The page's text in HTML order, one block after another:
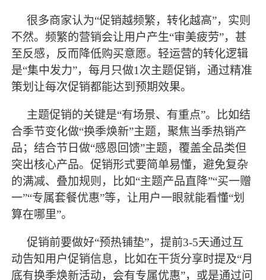
很多商家认为“促销越频繁，转化越高”，实则
不然。频繁的营销会让用户产生“审美疲劳”，甚
至反感，反而降低购买意愿。轻运营的转化逻辑
是“集中发力”，每月只做1次主题促销，通过精准
策划让每次促销都能达到预期效果。
主题促销的关键是“有场景、有重点”。比如结
合季节变化做“换季焕新”主题，聚焦当季热销产
品；结合节日做“感恩回馈”主题，覆盖全品类但
突出核心产品。促销形式要简单易懂，避免复杂
的满减、叠加规则，比如“主题产品直降”“买一赠
一”“专属套餐优惠”等，让用户一眼就能看懂“划
算在哪里”。
促销前要做好“预热铺垫”，提前3-5天通过互
动告知用户促销信息，比如在干货分享时提及“月
底有换季焕新活动，会有专属优惠”，或是通过问